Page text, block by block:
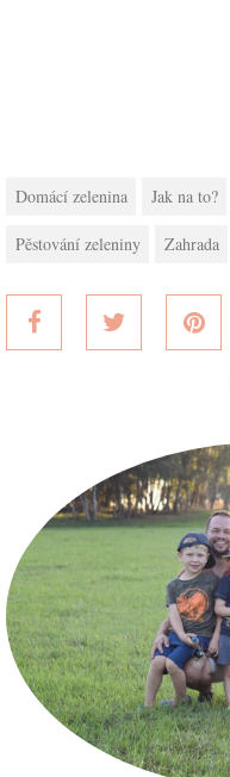
Domácí zelenina Jak na to?
Pěstování zeleniny Zahrada